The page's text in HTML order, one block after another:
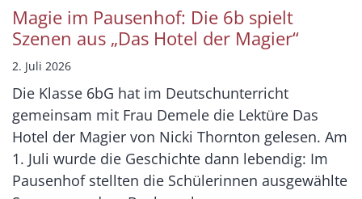
Magie im Pausenhof: Die 6b spielt
Szenen aus „Das Hotel der Magier“
2. Juli 2026
Die Klasse 6bG hat im Deutschunterricht
gemeinsam mit Frau Demele die Lektüre Das
Hotel der Magier von Nicki Thornton gelesen. Am
1. Juli wurde die Geschichte dann lebendig: Im
Pausenhof stellten die Schülerinnen ausgewählte